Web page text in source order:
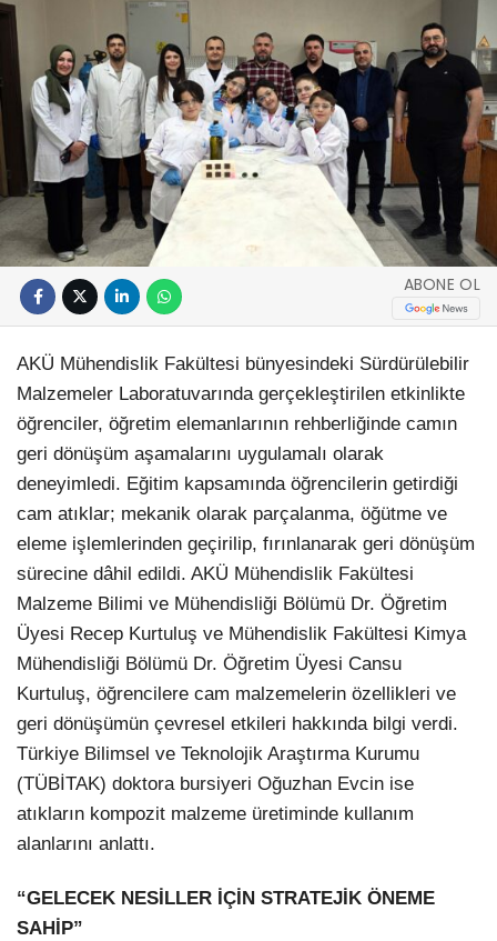
ABONE OL
AKÜ Mühendislik Fakültesi bünyesindeki Sürdürülebilir
Malzemeler Laboratuvarında gerçekleştirilen etkinlikte
öğrenciler, öğretim elemanlarının rehberliğinde camın
geri dönüşüm aşamalarını uygulamalı olarak
deneyimledi. Eğitim kapsamında öğrencilerin getirdiği
cam atıklar; mekanik olarak parçalanma, öğütme ve
eleme işlemlerinden geçirilip, fırınlanarak geri dönüşüm
sürecine dâhil edildi. AKÜ Mühendislik Fakültesi
Malzeme Bilimi ve Mühendisliği Bölümü Dr. Öğretim
Üyesi Recep Kurtuluş ve Mühendislik Fakültesi Kimya
Mühendisliği Bölümü Dr. Öğretim Üyesi Cansu
Kurtuluş, öğrencilere cam malzemelerin özellikleri ve
geri dönüşümün çevresel etkileri hakkında bilgi verdi.
Türkiye Bilimsel ve Teknolojik Araştırma Kurumu
(TÜBİTAK) doktora bursiyeri Oğuzhan Evcin ise
atıkların kompozit malzeme üretiminde kullanım
alanlarını anlattı.
“GELECEK NESİLLER İÇİN STRATEJİK ÖNEME
SAHİP”